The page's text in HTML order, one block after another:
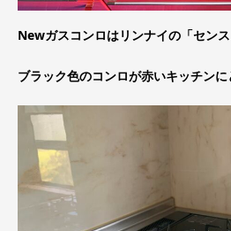
Newガスコンロはリンナイの「センス
ブラック色のコンロが赤いキッチンに